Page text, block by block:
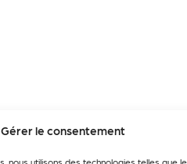
Gérer le consentement
nous utilisons des technologies telles que